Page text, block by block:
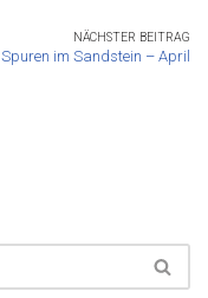
NÄCHSTER BEITRAG
Spuren im Sandstein – April